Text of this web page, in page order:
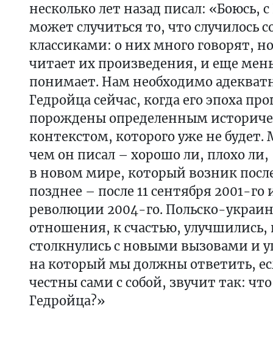
несколько лет назад писал: «Боюсь,
может случиться то, что случилось
классиками: о них много говорят,
читает их произведения, и еще
понимает. Нам необходимо
Гедройца сейчас, когда его эпоха
порождены определенным
контекстом, которого уже не будет.
чем он писал – хорошо ли, плохо ли,
в новом мире, который возник
позднее – после 11 сентября 2001-
революции 2004-го. Польско-
отношения, к счастью, улучшились,
столкнулись с новыми вызовами и
на который мы должны ответить,
честны сами с собой, звучит так: что
Гедройца?»